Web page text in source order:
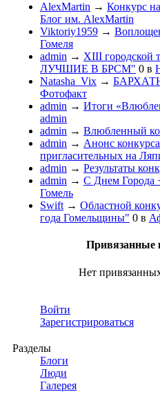
AlexMartin → Конкурс
Блог им. AlexMartin
Viktoriy1959 →
Гомеля
admin → XIII городской
ЛУЧШИЕ В БРСМ" 0 в
Natasha_Vix →
Фотофакт
admin → Итоги
admin
admin → Влюбленный
admin → Анонс конкурса
пригласительных на
admin → Результаты
admin → С Днем Города
Гомель
Swift → Областной
года Гомельщины" 0 в
Привязанные
Нет
Войти
Зарегистрироваться
Разделы
Блоги
Люди
Галерея